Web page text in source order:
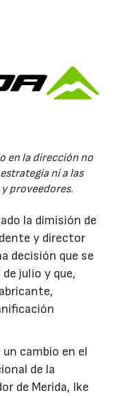
en la dirección no
ni a las
proveedores.
la dimisión de
y director
decisión que se
julio y que,
un cambio en el
de la
de Merida, Ike